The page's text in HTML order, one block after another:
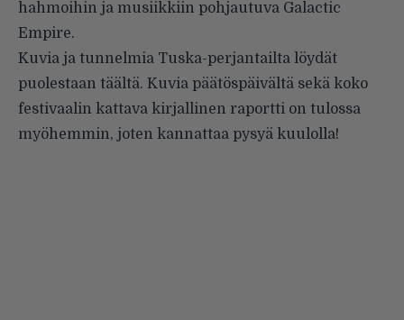
hahmoihin ja musiikkiin pohjautuva Galactic
Empire.
Kuvia ja tunnelmia Tuska-perjantailta löydät
puolestaan täältä. Kuvia päätöspäivältä sekä koko
festivaalin kattava kirjallinen raportti on tulossa
myöhemmin, joten kannattaa pysyä kuulolla!